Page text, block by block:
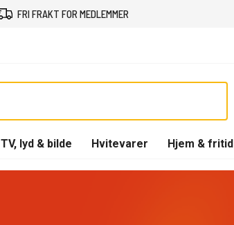
FRI FRAKT FOR MEDLEMMER
TV, lyd & bilde Hvitevarer Hjem & fritid